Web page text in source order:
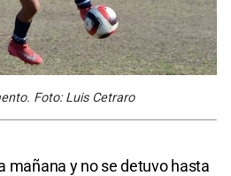
Foto: Luis Cetraro
mañana y no se detuvo hasta